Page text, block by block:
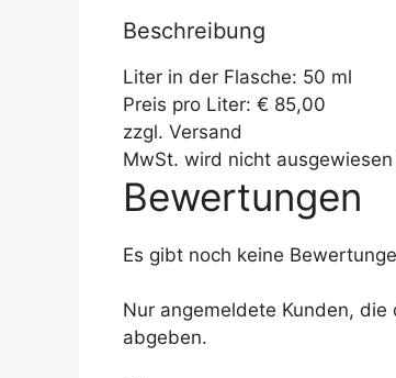
Beschreibung
Liter in der Flasche: 50 ml
Preis pro Liter: € 85,00
zzgl. Versand
MwSt. wird nicht
Bewertungen
Es gibt noch keine
Nur angemeldete Kunden,
abgeben.